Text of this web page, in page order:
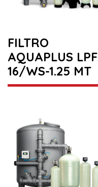
FILTRO
AQUAPLUS LPF
16/WS-1.25 MT